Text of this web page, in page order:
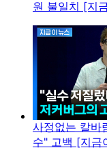
원 불일치 [지
사정없는 칼바
수" 고백 [지금